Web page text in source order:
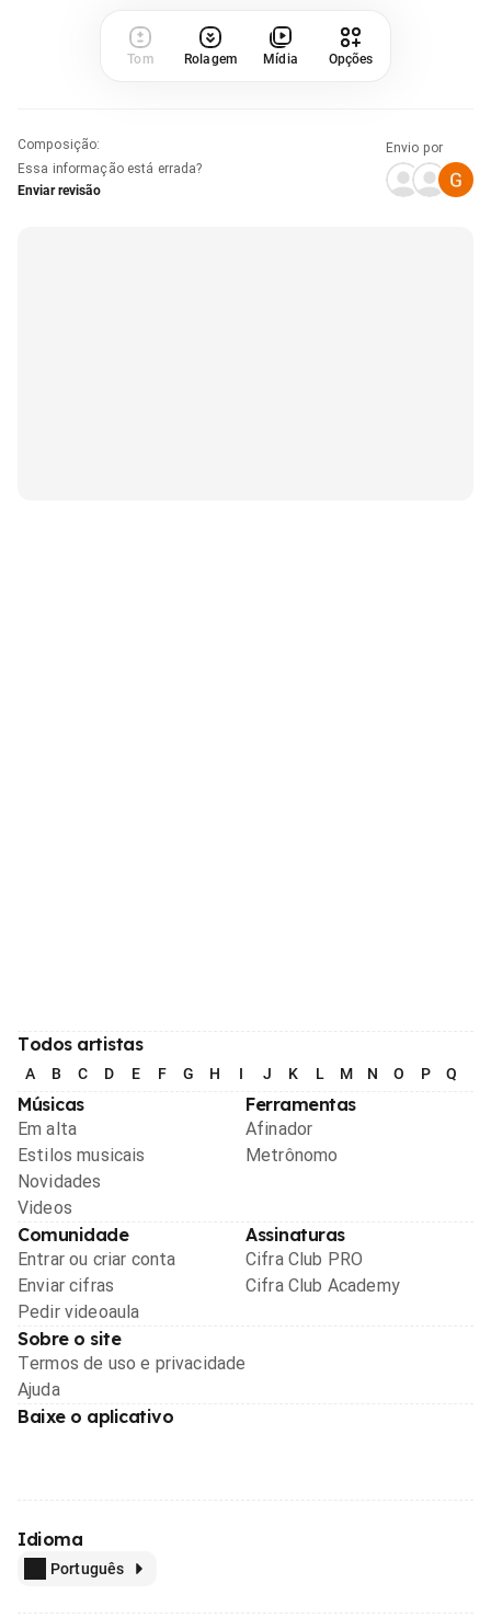
Tom Rolagem Mídia Opções
Composição:
Essa informação está errada?
Enviar revisão
Envio por
Todos artistas
A B C D E F G H I J K L M N O P Q
Músicas
Em alta
Estilos musicais
Novidades
Videos
Ferramentas
Afinador
Metrônomo
Comunidade
Entrar ou criar conta
Enviar cifras
Pedir videoaula
Assinaturas
Cifra Club PRO
Cifra Club Academy
Sobre o site
Termos de uso e privacidade
Ajuda
Baixe o aplicativo
Idioma
Português